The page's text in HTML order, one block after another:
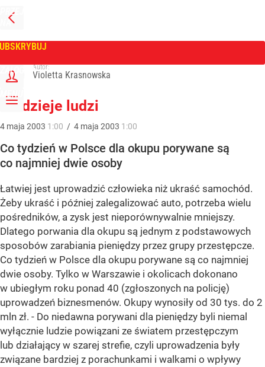
PRZEJDŹ
NA
GŁÓWNĄ
ZALOGUJ
MENU
Tygodnik Wprost
Autor:
Violetta Krasnowska
Złodzieje ludzi
4 maja 2003 1:00 / 4 maja 2003 1:00
Co tydzień w Polsce dla okupu porywane są
co najmniej dwie osoby
Łatwiej jest uprowadzić człowieka niż ukraść samochód.
Żeby ukraść i później zalegalizować auto, potrzeba wielu
pośredników, a zysk jest nieporównywalnie mniejszy.
Dlatego porwania dla okupu są jednym z podstawowych
sposobów zarabiania pieniędzy przez grupy przestępcze.
Co tydzień w Polsce dla okupu porywane są co najmniej
dwie osoby. Tylko w Warszawie i okolicach dokonano
w ubiegłym roku ponad 40 (zgłoszonych na policję)
uprowadzeń biznesmenów. Okupy wynosiły od 30 tys. do 2
mln zł. - Do niedawna porywani dla pieniędzy byli niemal
wyłącznie ludzie powiązani ze światem przestępczym
lub działający w szarej strefie, czyli uprowadzenia były
związane bardziej z porachunkami i walkami o wpływy